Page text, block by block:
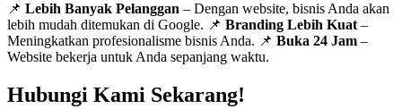
📌 Lebih Banyak Pelanggan – Dengan website, bisnis Anda akan
lebih mudah ditemukan di Google. 📌 Branding Lebih Kuat –
Meningkatkan profesionalisme bisnis Anda. 📌 Buka 24 Jam –
Website bekerja untuk Anda sepanjang waktu.
Hubungi Kami Sekarang!